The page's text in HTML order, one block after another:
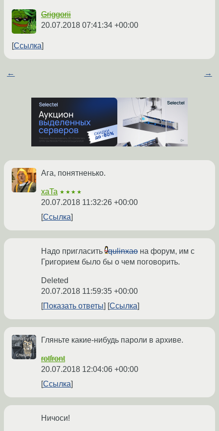
Griggorii
20.07.2018 07:41:34 +00:00
Ссылка
← →
Ага, понятненько.
xaTa ★★★★
20.07.2018 11:32:26 +00:00
Ссылка
Надо пригласить qulinxao на форум, им с
Григорием было бы о чем поговорить.
Deleted
20.07.2018 11:59:35 +00:00
Показать ответы
Ссылка
Гляньте какие‐нибудь пароли в архиве.
rotfront
20.07.2018 12:04:06 +00:00
Ссылка
Ничоси!